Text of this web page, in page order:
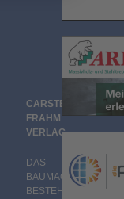
CARSTEN
FRAHM
VERLAG
DAS
BAUMAGAZIN
BESTEHT